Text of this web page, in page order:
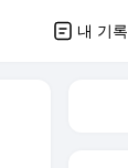
내 기록